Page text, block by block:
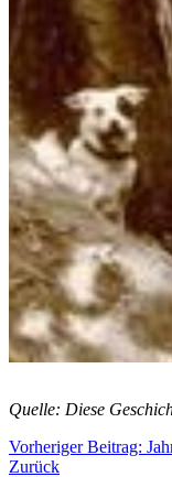
Quelle: Diese
Vorheriger Beitrag:
Zurück